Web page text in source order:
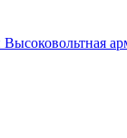
Высоковольтная